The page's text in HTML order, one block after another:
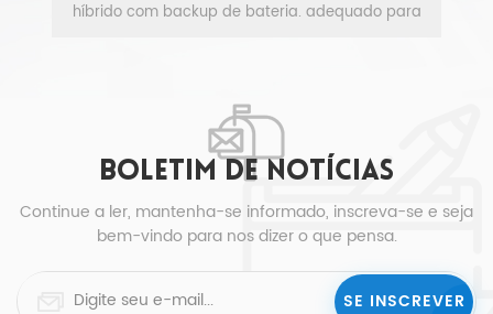
híbrido com backup de bateria. adequado para
BOLETIM DE NOTÍCIAS
Continue a ler, mantenha-se informado, inscreva-se e seja
bem-vindo para nos dizer o que pensa.